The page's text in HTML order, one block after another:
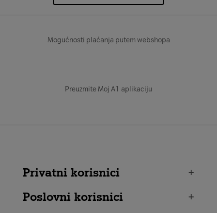
Mogućnosti plaćanja putem webshopa
Preuzmite Moj A1 aplikaciju
Privatni korisnici
+
Poslovni korisnici
+